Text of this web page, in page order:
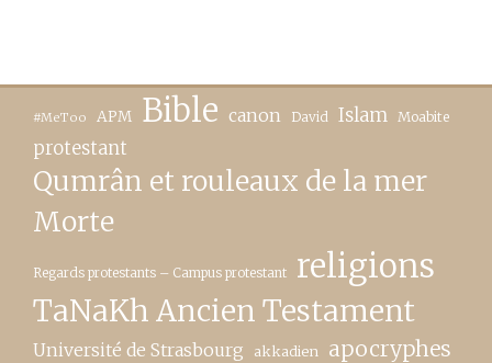
#MeToo APM Bible canon David Islam Moabite
protestant
Qumrân et rouleaux de la mer
Morte
Regards protestants – Campus protestant religions
TaNaKh Ancien Testament
Université de Strasbourg akkadien apocryphes